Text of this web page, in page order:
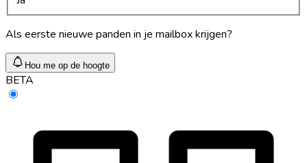
Als eerste nieuwe panden in je mailbox krijgen?
Hou me op de hoogte
BETA